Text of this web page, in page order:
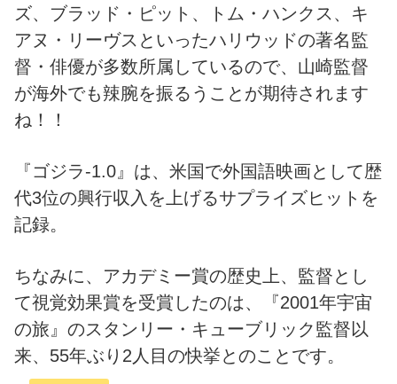
ズ、ブラッド・ピット、トム・ハンクス、キ
アヌ・リーヴスといったハリウッドの著名監
督・俳優が多数所属しているので、山崎監督
が海外でも辣腕を振るうことが期待されます
ね！！
『ゴジラ-1.0』は、米国で外国語映画として歴
代3位の興行収入を上げるサプライズヒットを
記録。
ちなみに、アカデミー賞の歴史上、監督とし
て視覚効果賞を受賞したのは、『2001年宇宙
の旅』のスタンリー・キューブリック監督以
来、55年ぶり2人目の快挙とのことです。